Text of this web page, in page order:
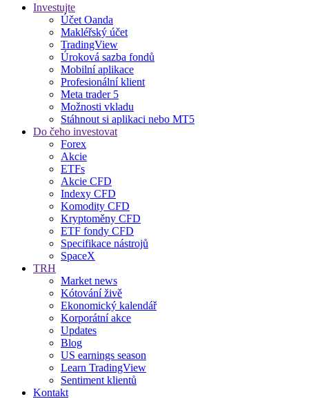
Investujte
Účet Oanda
Makléřský účet
TradingView
Úroková sazba fondů
Mobilní aplikace
Profesionální klient
Meta trader 5
Možnosti vkladu
Stáhnout si aplikaci nebo MT5
Do čeho investovat
Forex
Akcie
ETFs
Akcie CFD
Indexy CFD
Komodity CFD
Kryptoměny CFD
ETF fondy CFD
Specifikace nástrojů
SpaceX
TRH
Market news
Kótování živě
Ekonomický kalendář
Korporátní akce
Updates
Blog
US earnings season
Learn TradingView
Sentiment klientů
Kontakt